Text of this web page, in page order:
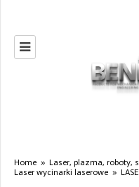
Home » Laser, plazma, roboty,
Laser wycinarki laserowe »